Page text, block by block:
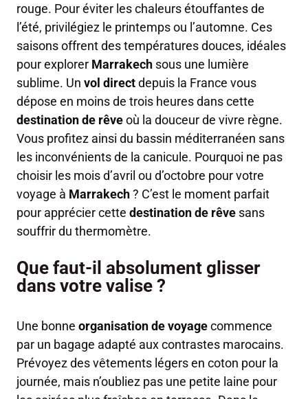
rouge. Pour éviter les chaleurs étouffantes de
l’été, privilégiez le printemps ou l’automne. Ces
saisons offrent des températures douces, idéales
pour explorer Marrakech sous une lumière
sublime. Un vol directdepuis la France vous
dépose en moins de trois heures dans cette
destination de rêveoù la douceur de vivre règne.
Vous profitez ainsi du bassin méditerranéen sans
les inconvénients de la canicule. Pourquoi ne pas
choisir les mois d’avril ou d’octobre pour votre
voyage à Marrakech? C’est le moment parfait
pour apprécier cette destination de rêve sans
souffrir du thermomètre.
Que faut-il absolument glisser
dans votre valise ?
Une bonne organisation de voyagecommence
par un bagage adapté aux contrastes marocains.
Prévoyez des vêtements légers en coton pour la
journée, mais n’oubliez pas une petite laine pour